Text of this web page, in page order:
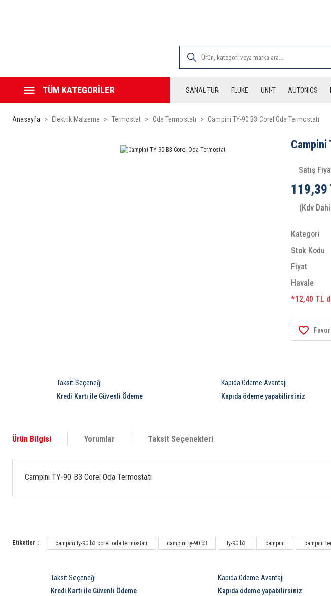
TÜM KATEGORİLER SANAL TUR FLUKE UNI-T AUTONICS
Anasayfa Elektrik Malzeme Termostat Oda Termostatı Campini TY-90 B3 Corel Oda Termostatı
Campini
Satış
119,39
(Kdv
Kategori
Stok Kodu
Fiyat
Havale
*12,40 TL
Kapıda Ödeme Avantajı
Kapıda ödeme yapabilirsiniz
Taksit Seçeneği
Kredi Kartı ile Güvenli Ödeme
Ürün Bilgisi Yorumlar Taksit Seçenekleri
Campini TY-90 B3 Corel Oda Termostatı
Etiketler : campini ty-90 b3 corel oda termostatı campini ty-90 b3 ty-90 b3 campini campini
Kapıda Ödeme Avantajı
Kapıda ödeme yapabilirsiniz
Taksit Seçeneği
Kredi Kartı ile Güvenli Ödeme